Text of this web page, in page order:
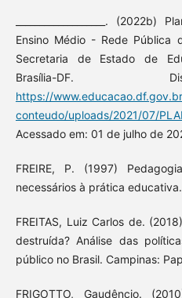
___________________.
Ensino Médio - Rede Pública
Secretaria de Estado de
Brasília-DF.
https://
conteudo/uploads/2021/07/
Acessado em: 01 de julho de
FREIRE, P. (1997)
necessários à prática
FREITAS, Luiz Carlos de.
destruída? Análise das
público no Brasil. Campinas:
FRIGOTTO, Gaudêncio.